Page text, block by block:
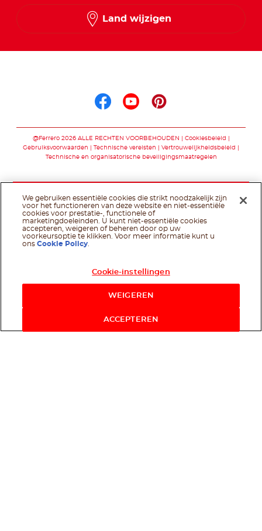
Land wijzigen
@Ferrero 2026 ALLE RECHTEN VOORBEHOUDEN
Cookiesbeleid
Gebruiksvoorwaarden
Technische vereisten
Vertrouwelijkheidsbeleid
Technische en organisatorische beveiligingsmaatregelen
We gebruiken essentiële cookies die strikt noodzakelijk zijn
voor het functioneren van deze website en niet-essentiële
cookies voor prestatie-, functionele of
marketingdoeleinden. U kunt niet-essentiële cookies
accepteren, weigeren of beheren door op uw
voorkeursoptie te klikken. Voor meer informatie kunt u
ons Cookie Policy
Cookie-instellingen
WEIGEREN
ACCEPTEREN